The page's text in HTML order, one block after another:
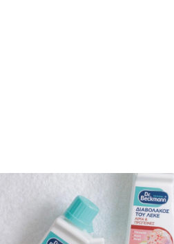
Διαβολάκος του Λεκέ:
σύμμαχος σε κάθε